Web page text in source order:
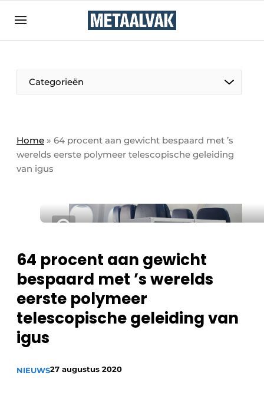
Bedrijven
Contact
Eigen content aanleveren
Evenement aanmelden
Nieuwsbrief
Privacy / Cookie statement
Vacature aanmelden
Vacatures
Video’s
Categorieën
Home » 64 procent aan gewicht bespaard met ’s
werelds eerste polymeer telescopische geleiding
van igus
64 procent aan gewicht
bespaard met ’s werelds
eerste polymeer
telescopische geleiding van
igus
NIEUWS27 augustus 2020